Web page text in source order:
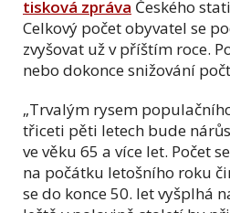
tisková zpráva Českého
Celkový počet obyvatel se
zvyšovat už v příštím roce.
nebo dokonce snižování
„Trvalým rysem
třiceti pěti letech bude
ve věku 65 a více let. Počet
na počátku letošního roku
se do konce 50. let vyšplhá